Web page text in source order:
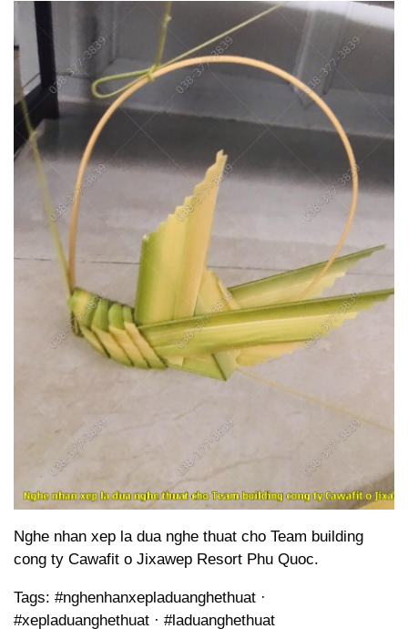
Nghe nhan xep la dua nghe thuat cho Team building
cong ty Cawafit o Jixawep Resort Phu Quoc.
Tags: #nghenhanxepladuanghethuat ·
#xepladuanghethuat · #laduanghethuat